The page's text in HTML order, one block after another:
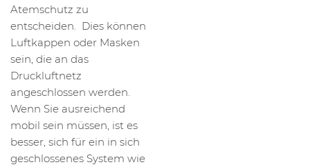
Atemschutz zu
entscheiden. Dies können
Luftkappen oder Masken
sein, die an das
Druckluftnetz
angeschlossen werden.
Wenn Sie ausreichend
mobil sein müssen, ist es
besser, sich für ein in sich
geschlossenes System wie